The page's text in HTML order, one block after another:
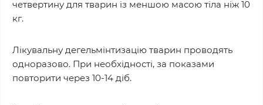
четвертину для тварин із меншою масою тіла ніж 10
кг.
Лікувальну дегельмінтизацію тварин проводять
одноразово. При необхідності, за показами
повторити через 10-14 діб.